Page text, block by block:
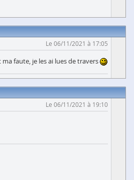
Le 06/11/2021 à 17:05
faute, je les ai lues de travers
Le 06/11/2021 à 19:10